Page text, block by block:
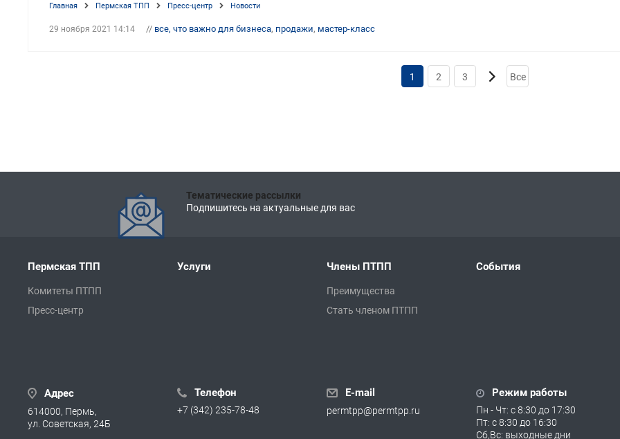
Главная Пермская ТПП Пресс-центр Новости
29 ноября 2021 14:14 // все, что важно для бизнеса, продажи, мастер-класс
1 2 3 Все
Тематические рассылки
Подпишитесь на актуальные для вас
Пермская ТПП
Комитеты ПТПП
Пресс-центр
Услуги Члены ПТПП
Преимущества
Стать членом ПТПП
События
Адрес
614000, Пермь,
ул. Советская, 24Б
Телефон
+7 (342) 235-78-48
E-mail
permtpp@permtpp.ru
Режим работы
Пн - Чт: с 8:30 до 17:30
Пт: с 8:30 до 16:30
Сб,Вс: выходные дни